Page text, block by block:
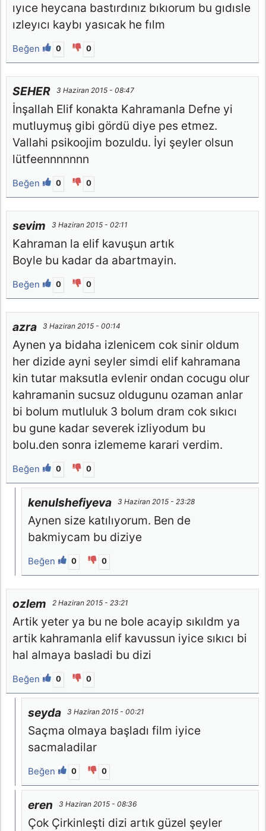
ıyıce heycana bastırdınız bıkıorum bu gıdısle
ızleyıcı kaybı yasıcak he fılm
Beğen 0 0
SEHER 3 Haziran 2015 - 08:47
İnşallah Elif konakta Kahramanla Defne yi
mutluymuş gibi gördü diye pes etmez.
Vallahi psikoojim bozuldu. İyi şeyler olsun
lütfeennnnnnn
Beğen 0 0
sevim 3 Haziran 2015 - 02:11
Kahraman la elif kavuşun artık
Boyle bu kadar da abartmayin.
Beğen 0 0
azra 3 Haziran 2015 - 00:14
Aynen ya bidaha izlenicem cok sinir oldum
her dizide ayni seyler simdi elif kahramana
kin tutar maksutla evlenir ondan cocugu olur
kahramanin sucsuz oldugunu ozaman anlar
bi bolum mutluluk 3 bolum dram cok sıkıcı
bu gune kadar severek izliyodum bu
bolu.den sonra izlememe karari verdim.
Beğen 0 0
kenulshefiyeva 3 Haziran 2015 - 23:28
Aynen size katılıyorum. Ben de
bakmiycam bu diziye
Beğen 0 0
ozlem 2 Haziran 2015 - 23:21
Artik yeter ya bu ne bole acayip sıkıldm ya
artik kahramanla elif kavussun iyice sıkıcı bi
hal almaya basladi bu dizi
Beğen 0 0
seyda 3 Haziran 2015 - 00:21
Saçma olmaya başladı film iyice
sacmaladilar
Beğen 0 0
eren 3 Haziran 2015 - 08:36
Çok Çirkinleşti dizi artık güzel şeyler